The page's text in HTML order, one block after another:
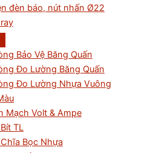
đèn báo, nút nhấn Ø22
Bảo Vệ Băng Quấn
Đo Lường Băng Quấn
Đo Lường Nhựa Vuông
Mạch Volt & Ampe
TL
Bọc Nhựa